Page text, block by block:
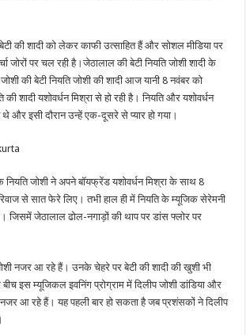
की शादी को लेकर काफी उत्साहित हैं और सोशल मीडिया पर
जोरों पर चल रही है।जेठालाल की बेटी नियति जोशी शादी के
की बेटी नियति जोशी की शादी आज यानी 8 नवंबर को
की शादी यशोवर्धन मिश्रा से हो रही है। नियति और यशोवर्धन
इसी दौरान उन्हें एक-दूसरे से प्यार हो गया।
नियति जोशी ने अपने बॉयफ्रेंड यशोवर्धन मिश्रा के साथ 8
से सात फेरे लिए। तभी हाल ही में नियति के म्यूजिक सेरेमनी
जिसमें जेठालाल ढोल-नगाड़ों की थाप पर डांस फ्लोर पर
नजर आ रहे हैं। उनके चेहरे पर बेटी की शादी की खुशी भी
इस म्यूजिकल इवनिंग प्रोग्राम में दिलीप जोशी डांडिया और
आ रहे हैं। यह पहली बार हो सकता है जब प्रशंसकों ने दिलीप